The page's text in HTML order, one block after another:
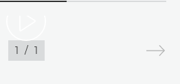
1 / 1